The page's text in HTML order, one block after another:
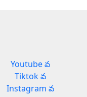
Youtube వ
Tiktok వ
Instagram వ